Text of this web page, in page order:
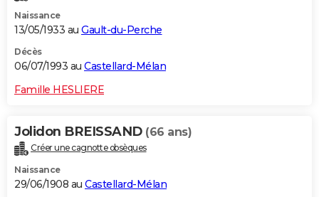
Naissance
13/05/1933 au Gault-du-Perche
Décès
06/07/1993 au Castellard-Mélan
Famille HESLIERE
Jolidon BREISSAND (66 ans)
Créer une cagnotte obsèques
Naissance
29/06/1908 au Castellard-Mélan